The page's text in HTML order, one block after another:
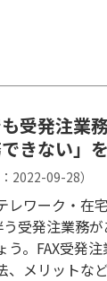
受発注業
きない」
2022-09-28）
レワーク・在
う受発注業務
う。FAX受発
、メリットな